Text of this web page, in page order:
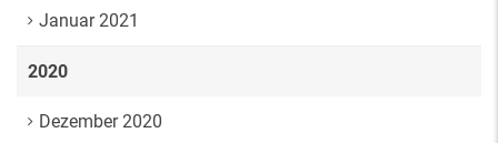
Januar 2021
2020
Dezember 2020